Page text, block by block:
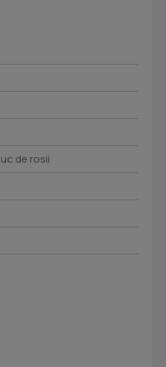
de rosii